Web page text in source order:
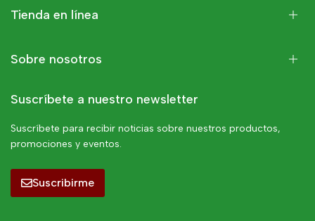
Tienda en línea
Sobre nosotros
Suscríbete a nuestro newsletter
Suscríbete para recibir noticias sobre nuestros productos,
promociones y eventos.
Suscribirme